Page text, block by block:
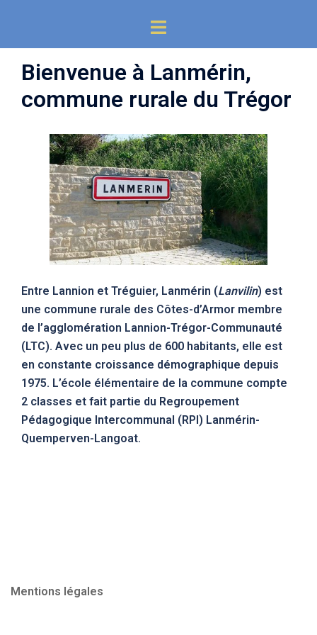
contenu
Ouvrir/fermer
Bienvenue à Lanmérin,
commune rurale du Trégor
Entre Lannion et Tréguier, Lanmérin (Lanvilin) est
une commune rurale des Côtes-d’Armor membre
de l’agglomération Lannion-Trégor-Communauté
(LTC). Avec un peu plus de 600 habitants, elle est
en constante croissance démographique depuis
1975. L’école élémentaire de la commune compte
2 classes et fait partie du Regroupement
Pédagogique Intercommunal (RPI) Lanmérin-
Quemperven-Langoat.
Mentions légales